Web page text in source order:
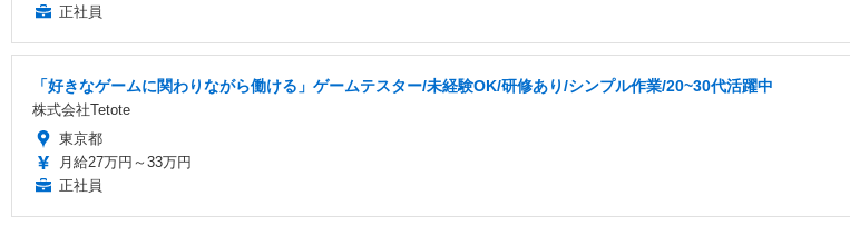
正社員
「好きなゲームに関わりながら働ける」ゲームテスター/未経験OK/研修あり/シンプル作業/20~30代活躍中
株式会社Tetote
東京都
月給27万円～33万円
正社員